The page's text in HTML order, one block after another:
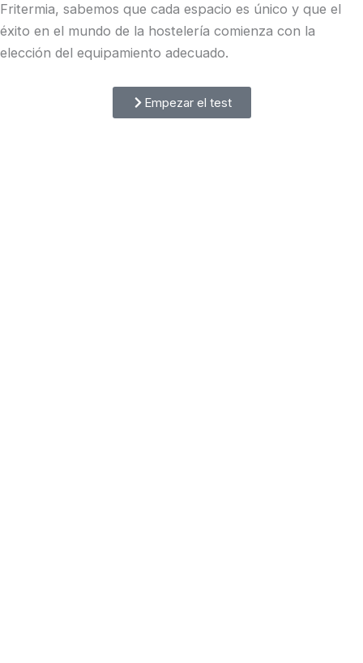
Fritermia, sabemos que cada espacio es único y que el
éxito en el mundo de la hostelería comienza con la
elección del equipamiento adecuado.
Empezar el test